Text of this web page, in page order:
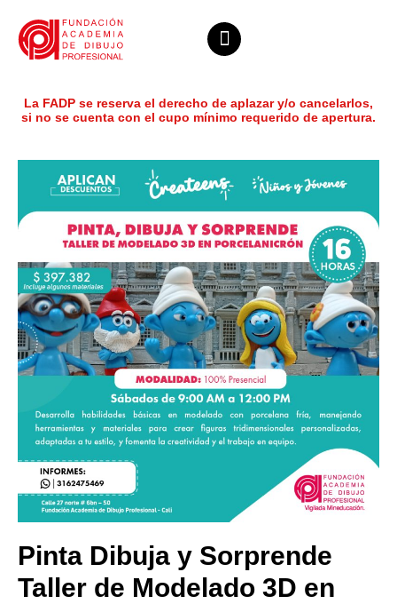
La FADP se reserva el derecho de aplazar y/o cancelarlos,
si no se cuenta con el cupo mínimo requerido de apertura.
Pinta Dibuja y Sorprende
Taller de Modelado 3D en